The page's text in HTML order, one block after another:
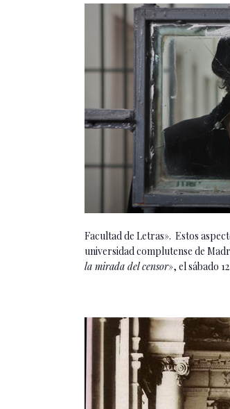
Facultad de Letras». Estos
universidad complutense de
la mirada del censor», el sábado